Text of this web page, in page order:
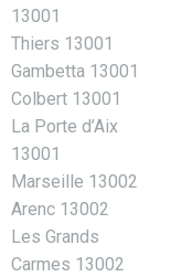
13001
Thiers 13001
Gambetta 13001
Colbert 13001
La Porte d’Aix
13001
Marseille 13002
Arenc 13002
Les Grands
Carmes 13002